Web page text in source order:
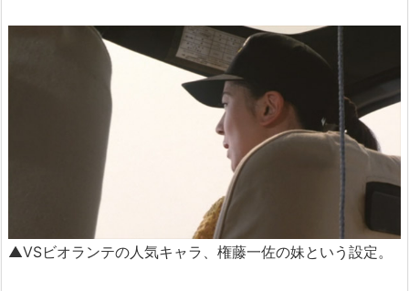
▲VSビオランテの人気キャラ、権藤一佐の妹という設定。